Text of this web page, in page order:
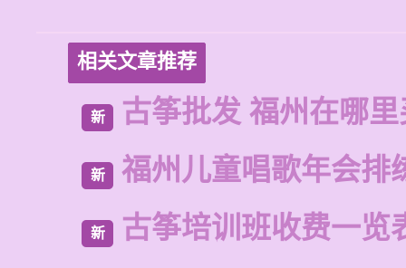
相关文章推荐
新 古筝批发 福州在哪
新 福州儿童唱歌年会排
新 古筝培训班收费一览